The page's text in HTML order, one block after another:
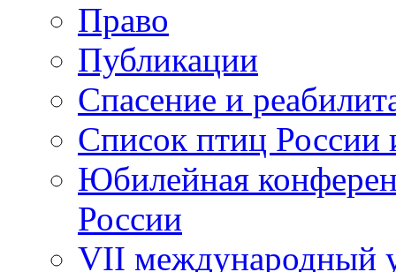
Право
Публикации
Спасение и
Список птиц России
Юбилейная
России
VII международный